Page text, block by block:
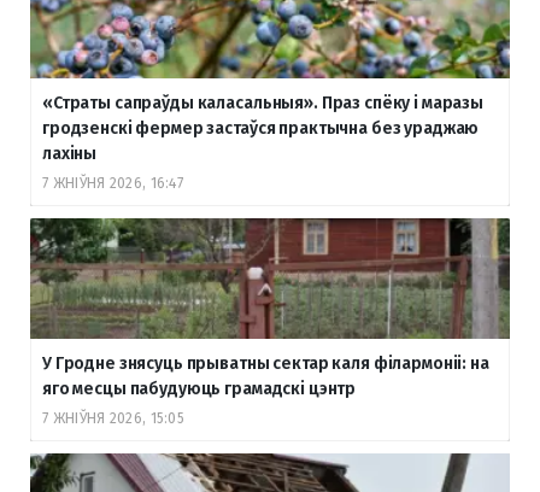
«Страты сапраўды каласальныя». Праз спёку і маразы
гродзенскі фермер застаўся практычна без ураджаю
лахіны
7 ЖНІЎНЯ 2026, 16:47
У Гродне знясуць прыватны сектар каля філармоніі: на
яго месцы пабудуюць грамадскі цэнтр
7 ЖНІЎНЯ 2026, 15:05